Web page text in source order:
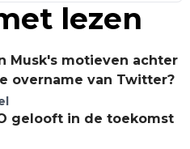
lezen
Musk's motieven achter
overname van Twitter?
gelooft in de toekomst